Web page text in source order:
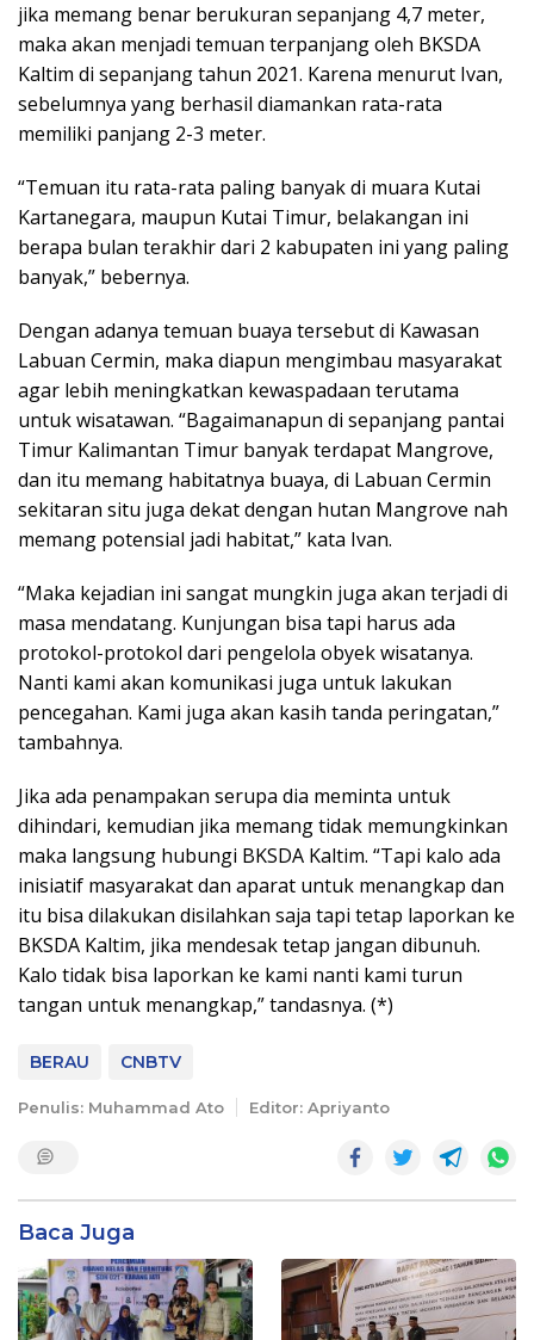
jika memang benar berukuran sepanjang 4,7 meter,
maka akan menjadi temuan terpanjang oleh BKSDA
Kaltim di sepanjang tahun 2021. Karena menurut Ivan,
sebelumnya yang berhasil diamankan rata-rata
memiliki panjang 2-3 meter.
“Temuan itu rata-rata paling banyak di muara Kutai
Kartanegara, maupun Kutai Timur, belakangan ini
berapa bulan terakhir dari 2 kabupaten ini yang paling
banyak,” bebernya.
Dengan adanya temuan buaya tersebut di Kawasan
Labuan Cermin, maka diapun mengimbau masyarakat
agar lebih meningkatkan kewaspadaan terutama
untuk wisatawan. “Bagaimanapun di sepanjang pantai
Timur Kalimantan Timur banyak terdapat Mangrove,
dan itu memang habitatnya buaya, di Labuan Cermin
sekitaran situ juga dekat dengan hutan Mangrove nah
memang potensial jadi habitat,” kata Ivan.
“Maka kejadian ini sangat mungkin juga akan terjadi di
masa mendatang. Kunjungan bisa tapi harus ada
protokol-protokol dari pengelola obyek wisatanya.
Nanti kami akan komunikasi juga untuk lakukan
pencegahan. Kami juga akan kasih tanda peringatan,”
tambahnya.
Jika ada penampakan serupa dia meminta untuk
dihindari, kemudian jika memang tidak memungkinkan
maka langsung hubungi BKSDA Kaltim. “Tapi kalo ada
inisiatif masyarakat dan aparat untuk menangkap dan
itu bisa dilakukan disilahkan saja tapi tetap laporkan ke
BKSDA Kaltim, jika mendesak tetap jangan dibunuh.
Kalo tidak bisa laporkan ke kami nanti kami turun
tangan untuk menangkap,” tandasnya. (*)
BERAU CNBTV
Penulis: Muhammad Ato Editor: Apriyanto
Baca Juga